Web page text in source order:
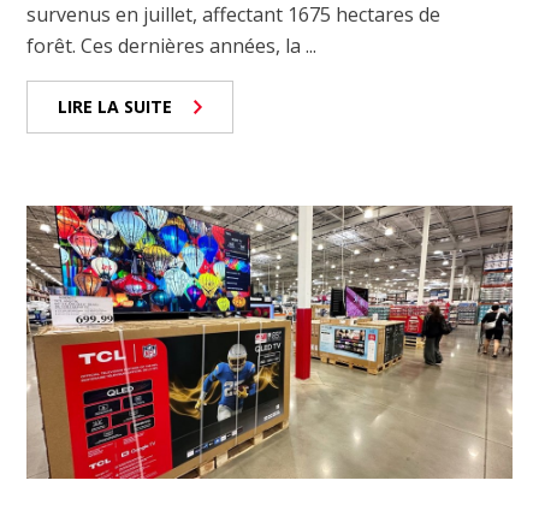
survenus en juillet, affectant 1675 hectares de
forêt. Ces dernières années, la ...
LIRE LA SUITE